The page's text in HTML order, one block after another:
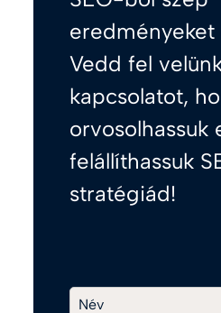
eredményeket
Vedd fel
kapcsolatot,
orvosolhassuk
felállíthassuk
stratégiád!
Név